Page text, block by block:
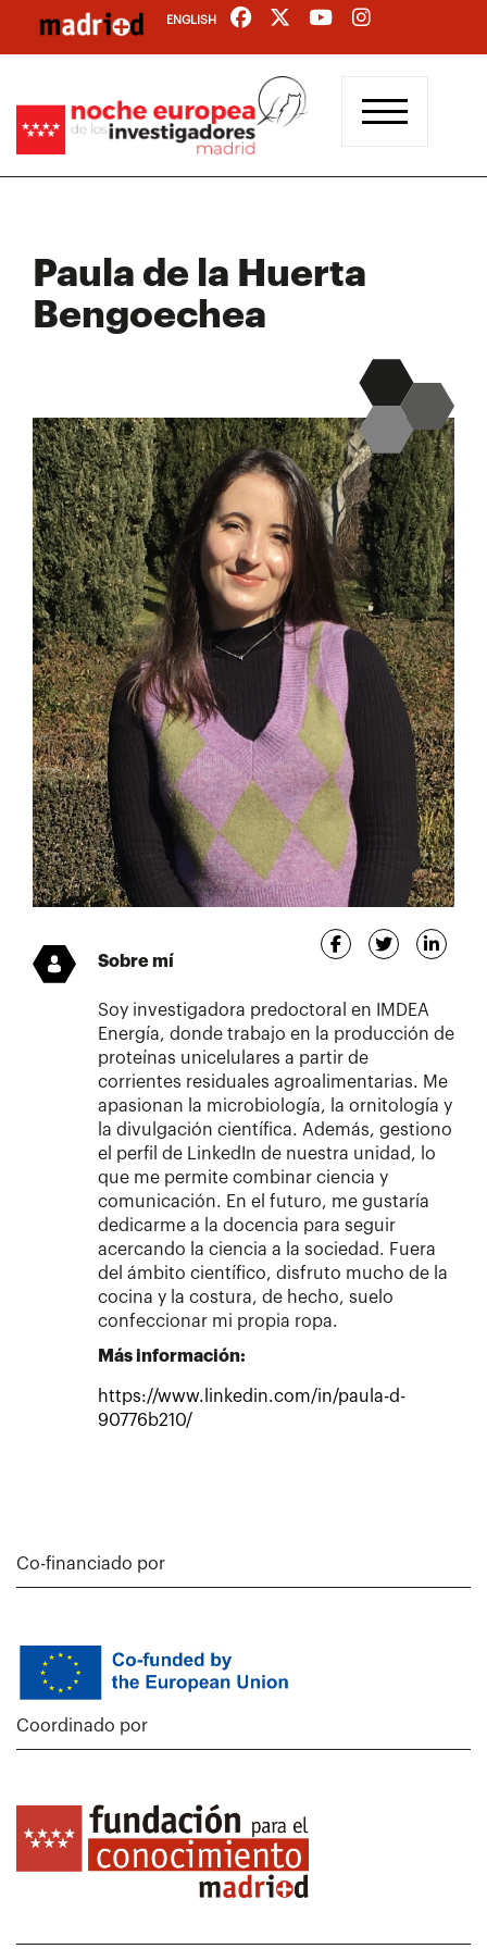
contenido
ENGLISH
Paula de la Huerta
Bengoechea
Sobre mí
Soy investigadora predoctoral en IMDEA
Energía, donde trabajo en la producción de
proteínas unicelulares a partir de
corrientes residuales agroalimentarias. Me
apasionan la microbiología, la ornitología y
la divulgación científica. Además, gestiono
el perfil de LinkedIn de nuestra unidad, lo
que me permite combinar ciencia y
comunicación. En el futuro, me gustaría
dedicarme a la docencia para seguir
acercando la ciencia a la sociedad. Fuera
del ámbito científico, disfruto mucho de la
cocina y la costura, de hecho, suelo
confeccionar mi propia ropa.
Más información:
https://www.linkedin.com/in/paula-d-
90776b210/
Co-financiado por
Coordinado por